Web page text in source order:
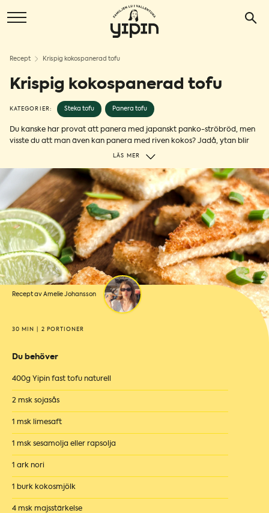
Recept Krispig kokospanerad tofu
Krispig kokospanerad tofu
KATEGORIER: Steka tofu Panera tofu
Du kanske har provat att panera med japanskt panko-ströbröd, men
visste du att man även kan panera med riven kokos? Jadå, ytan blir
sådär härligt gyllene och krispig. Dessutom bidrar kokos med fibrer
Amelie Johansson (@realameliejohansson på Instagram)och är både
glutenfritt och laktosfritt – fantastiskt, eller hur? 🥥
LÄS MER
Recept av Amelie Johansson
30 MIN 2 PORTIONER
Du behöver
400g Yipin fast tofu naturell
2 msk sojasås
1 msk limesaft
1 msk sesamolja eller rapsolja
1 ark nori
1 burk kokosmjölk
4 msk majsstärkelse